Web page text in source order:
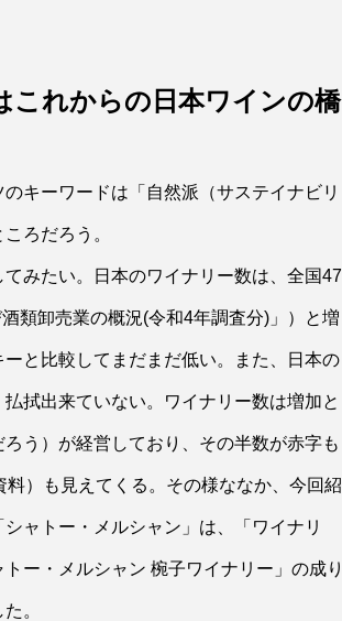
これからの日本ワインの橋
キーワードは「自然派（サステイナビリ
ろだろう。
みたい。日本のワイナリー数は、全国47
類卸売業の概況(令和4年調査分)」）と増
と比較してまだまだ低い。また、日本の
拭出来ていない。ワイナリー数は増加と
う）が経営しており、その半数が赤字も
）も見えてくる。その様ななか、今回紹
ャトー・メルシャン」は、「ワイナリ
ー・メルシャン 椀子ワイナリー」の成り
。